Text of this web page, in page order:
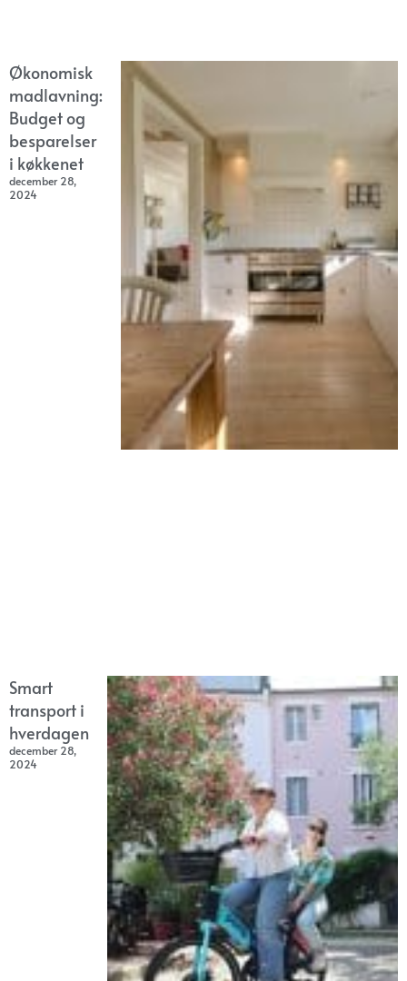
Økonomisk
madlavning:
Budget og
besparelser
i køkkenet
december 28,
2024
Smart
transport i
hverdagen
december 28,
2024